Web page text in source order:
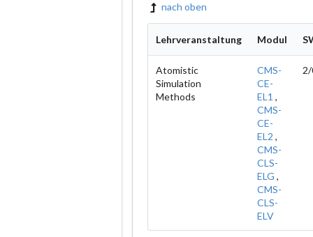
nach oben
Lehrveranstaltung Modul
Atomistic
Simulation
Methods
CMS-
CE-
EL1 ,
CMS-
CE-
EL2 ,
CMS-
CLS-
ELG ,
CMS-
CLS-
ELV